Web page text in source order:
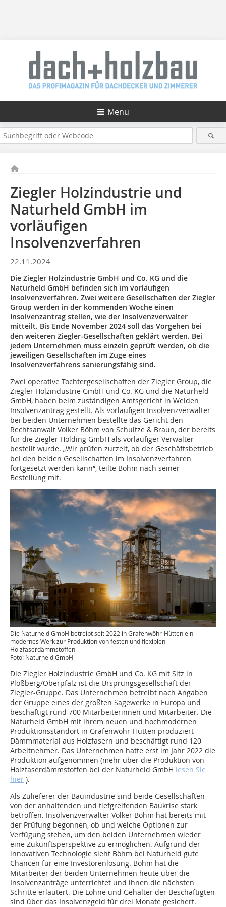
Menü
Ziegler Holzindustrie und
Naturheld GmbH im
vorläufigen
Insolvenzverfahren
22.11.2024
Die Ziegler Holzindustrie GmbH und Co. KG und die
Naturheld GmbH befinden sich im vorläufigen
Insolvenzverfahren. Zwei weitere Gesellschaften der Ziegler
Group werden in der kommenden Woche einen
Insolvenzantrag stellen, wie der Insolvenzverwalter
mitteilt. Bis Ende November 2024 soll das Vorgehen bei
den weiteren Ziegler-Gesellschaften geklärt werden. Bei
jedem Unternehmen muss einzeln geprüft werden, ob die
jeweiligen Gesellschaften im Zuge eines
Insolvenzverfahrens sanierungsfähig sind.
Zwei operative Tochtergesellschaften der Ziegler Group, die
Ziegler Holzindustrie GmbH und Co. KG und die Naturheld
GmbH, haben beim zuständigen Amtsgericht in Weiden
Insolvenzantrag gestellt. Als vorläufigen Insolvenzverwalter
bei beiden Unternehmen bestellte das Gericht den
Rechtsanwalt Volker Böhm von Schultze & Braun, der bereits
für die Ziegler Holding GmbH als vorläufiger Verwalter
bestellt wurde. „Wir prüfen zurzeit, ob der Geschäftsbetrieb
bei den beiden Gesellschaften im Insolvenzverfahren
fortgesetzt werden kann“, teilte Böhm nach seiner
Bestellung mit.
Die Naturheld GmbH betreibt seit 2022 in Grafenwöhr-Hütten ein
modernes Werk zur Produktion von festen und flexiblen
Holzfaserdämmstoffen
Foto: Naturheld GmbH
Die Ziegler Holzindustrie GmbH und Co. KG mit Sitz in
Plößberg/Oberpfalz ist die Ursprungsgesellschaft der
Ziegler-Gruppe. Das Unternehmen betreibt nach Angaben
der Gruppe eines der größten Sägewerke in Europa und
beschäftigt rund 700 Mitarbeiterinnen und Mitarbeiter. Die
Naturheld GmbH mit ihrem neuen und hochmodernen
Produktionsstandort in Grafenwöhr-Hütten produziert
Dämmmaterial aus Holzfasern und beschäftigt rund 120
Arbeitnehmer. Das Unternehmen hatte erst im Jahr 2022 die
Produktion aufgenommen (mehr über die Produktion von
Holzfaserdämmstoffen bei der Naturheld GmbH lesen Sie
hier ).
Als Zulieferer der Bauindustrie sind beide Gesellschaften
von der anhaltenden und tiefgreifenden Baukrise stark
betroffen. Insolvenzverwalter Volker Böhm hat bereits mit
der Prüfung begonnen, ob und welche Optionen zur
Verfügung stehen, um den beiden Unternehmen wieder
eine Zukunftsperspektive zu ermöglichen. Aufgrund der
innovativen Technologie sieht Böhm bei Naturheld gute
Chancen für eine Investorenlösung. Böhm hat die
Mitarbeiter der beiden Unternehmen heute über die
Insolvenzanträge unterrichtet und ihnen die nächsten
Schritte erläutert. Die Löhne und Gehälter der Beschäftigten
sind über das Insolvenzgeld für drei Monate gesichert.